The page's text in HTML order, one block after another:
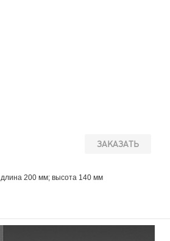
ЗАКАЗАТЬ
длина 200 мм; высота 140 мм